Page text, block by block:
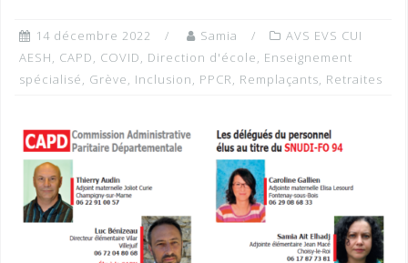
14 décembre 2022 Samia
AVS EVS CUI
AESH, CAPD, COVID, Direction d'école, Enseignement
spécialisé, Grève, Inclusion, PPCR, Remplaçants, Retraites